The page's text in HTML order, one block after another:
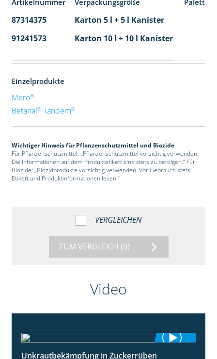
Artikelnummer Verpackungsgröße
87314375 Karton 5 l + 5 l Kanister
91241573
Karton 10 l + 10 l Kanister
Einzelprodukte
Mero®
Betanal®Tandem®
Wichtiger Hinweis für Pflanzenschutzmittel und Biozide
Für Pflanzenschutzmittel: „Pflanzenschutzmittel vorsichtig verwenden.
Die Informationen auf dem Produktetikett sind stets zu befolgen.“ Für
Biozide: „Biozidprodukte vorsichtig verwenden. Vor Gebrauch stets
Etikett und Produktinformationen lesen.“
VERGLEICHEN
ZUM VERGLEICH (0)
Video
Unkrautbekämpfung in Zuckerrüben